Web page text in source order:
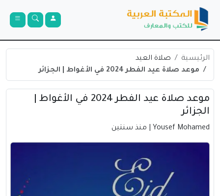
الرئيسية
صلاة العيد
موعد صلاة عيد الفطر 2024 في الأغواط | الجزائر
موعد صلاة عيد الفطر 2024 في الأغواط |
الجزائر
Yousef Mohamed | منذ سنتين